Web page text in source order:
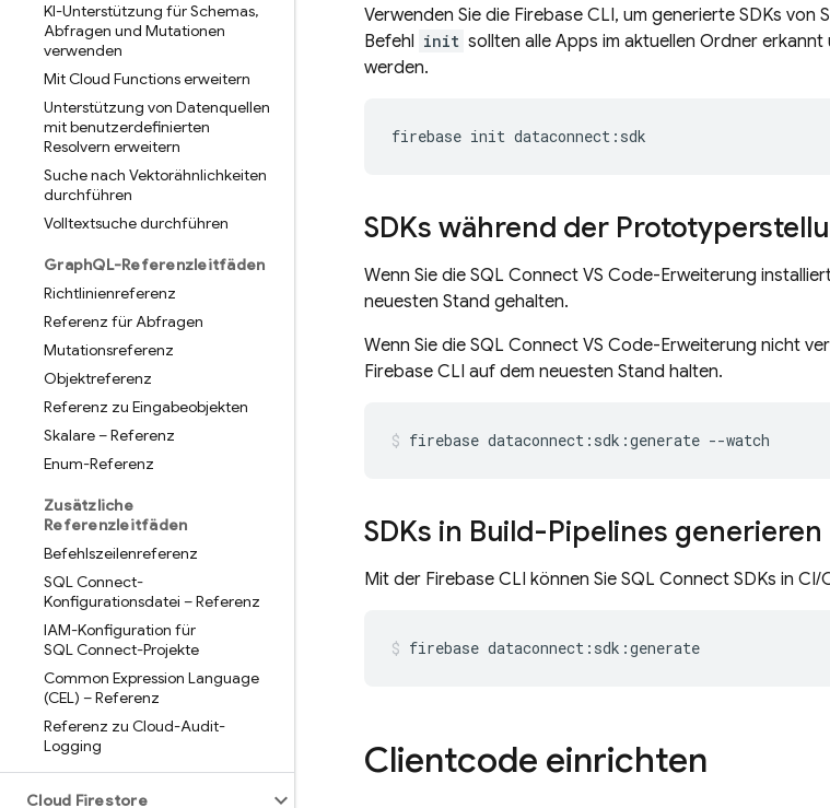
KI-Unterstützung für Schemas,
Abfragen und Mutationen
verwenden
Mit Cloud Functions erweitern
Unterstützung von Datenquellen
mit benutzerdefinierten
Resolvern erweitern
Suche nach Vektorähnlichkeiten
durchführen
Volltextsuche durchführen
GraphQL-Referenzleitfäden
Richtlinienreferenz
Referenz für Abfragen
Mutationsreferenz
Objektreferenz
Referenz zu Eingabeobjekten
Skalare – Referenz
Enum-Referenz
Zusätzliche
Referenzleitfäden
Befehlszeilenreferenz
SQL Connect-
Konfigurationsdatei – Referenz
IAM-Konfiguration für
SQL Connect-Projekte
Common Expression Language
(CEL) – Referenz
Referenz zu Cloud-Audit-
Logging
Cloud Firestore
Verwenden Sie die Firebase CLI, um generierte SDKs von
Befehl init sollten alle Apps im aktuellen Ordner
werden.
firebase init dataconnect : sdk
SDKs während der
Wenn Sie die SQL Connect VS Code-Erweiterung
neuesten Stand gehalten.
Wenn Sie die SQL Connect VS Code-Erweiterung nicht
Firebase CLI auf dem neuesten Stand halten.
firebase dataconnect:sdk:generate --watch
SDKs in Build-Pipelines generieren
Mit der Firebase CLI können Sie SQL Connect SDKs in
firebase dataconnect:sdk:generate
Clientcode einrichten